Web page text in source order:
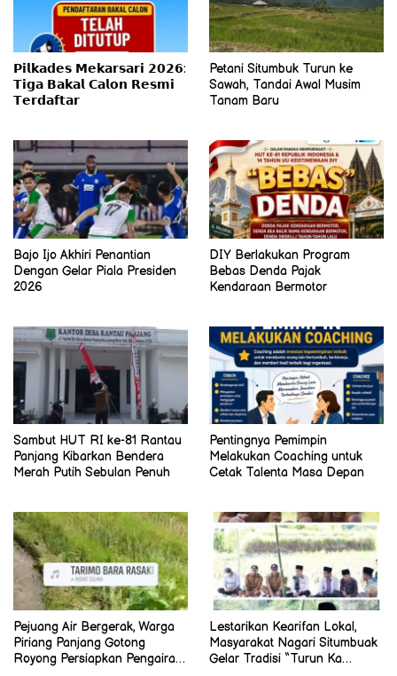
𝗣𝗶𝗹𝗸𝗮𝗱𝗲𝘀 𝗠𝗲𝗸𝗮𝗿𝘀𝗮𝗿𝗶 𝟮𝟬𝟮𝟲:
𝗧𝗶𝗴𝗮 𝗕𝗮𝗸𝗮𝗹 𝗖𝗮𝗹𝗼𝗻 𝗥𝗲𝘀𝗺𝗶
𝗧𝗲𝗿𝗱𝗮𝗳𝘁𝗮𝗿
Petani Situmbuk Turun ke
Sawah, Tandai Awal Musim
Tanam Baru
Bajo Ijo Akhiri Penantian
Dengan Gelar Piala Presiden
2026
DIY Berlakukan Program
Bebas Denda Pajak
Kendaraan Bermotor
Sambut HUT RI ke-81 Rantau
Panjang Kibarkan Bendera
Merah Putih Sebulan Penuh
Pentingnya Pemimpin
Melakukan Coaching untuk
Cetak Talenta Masa Depan
Pejuang Air Bergerak, Warga
Piriang Panjang Gotong
Royong Persiapkan Pengairan
Lestarikan Kearifan Lokal,
Masyarakat Nagari Situmbuak
Gelar Tradisi “Turun Ka